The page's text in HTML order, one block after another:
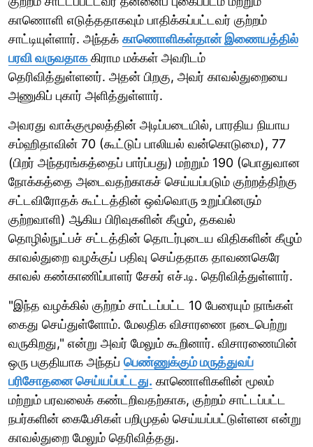
காணொளி எடுத்ததாகவும் பாதிக்கப்பட்டவர் குற்றம்
சாட்டியுள்ளார். அந்தக் காணொளிகள்தான் இணையத்தில்
பரவி வருவதாக கிராம மக்கள் அவரிடம்
தெரிவித்துள்ளனர். அதன் பிறகு, அவர் காவல்துறையை
அணுகிப் புகார் அளித்துள்ளார்.
அவரது வாக்குமூலத்தின் அடிப்படையில், பாரதிய நியாய
சம்ஹிதாவின் 70 (கூட்டுப் பாலியல் வன்கொடுமை), 77
(பிறர் அந்தரங்கத்தைப் பார்ப்பது) மற்றும் 190 (பொதுவான
நோக்கத்தை அடைவதற்காகச் செய்யப்படும் குற்றத்திற்கு
சட்டவிரோதக் கூட்டத்தின் ஒவ்வொரு உறுப்பினரும்
குற்றவாளி) ஆகிய பிரிவுகளின் கீழும், தகவல்
தொழில்நுட்பச் சட்டத்தின் தொடர்புடைய விதிகளின் கீழும்
காவல்துறை வழக்குப் பதிவு செய்ததாக தாவணகெரே
காவல் கண்காணிப்பாளர் சேகர் எச்.டி. தெரிவித்துள்ளார்.
"இந்த வழக்கில் குற்றம் சாட்டப்பட்ட 10 பேரையும் நாங்கள்
கைது செய்துள்ளோம். மேலதிக விசாரணை நடைபெற்று
வருகிறது," என்று அவர் மேலும் கூறினார். விசாரணையின்
ஒரு பகுதியாக அந்தப் பெண்ணுக்கும் மருத்துவப்
பரிசோதனை செய்யப்பட்டது. காணொளிகளின் மூலம்
மற்றும் பரவலைக் கண்டறிவதற்காக, குற்றம் சாட்டப்பட்ட
நபர்களின் கைபேசிகள் பறிமுதல் செய்யப்பட்டுள்ளன என்று
காவல்துறை மேலும் தெரிவித்தது.